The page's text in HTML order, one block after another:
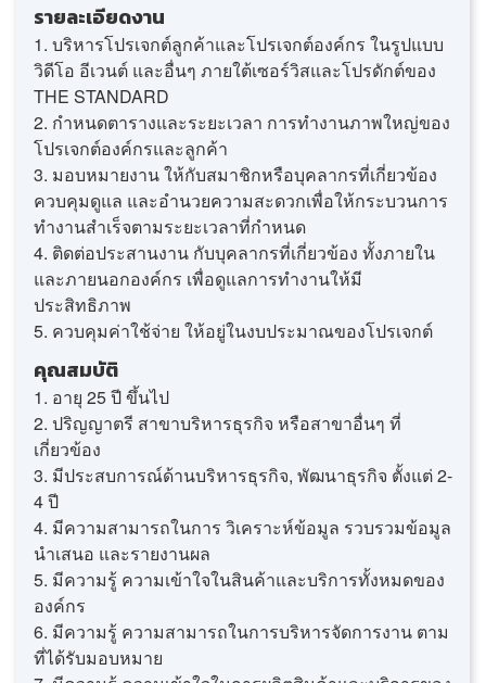
รายละเอียดงาน
1. บริหารโปรเจกต์ลูกค้าและโปรเจกต์องค์กร ในรูปแบบ
วิดีโอ อีเวนต์ และอื่นๆ ภายใต้เซอร์วิสและโปรดักต์ของ
THE STANDARD
2. กำหนดตารางและระยะเวลา การทำงานภาพใหญ่ของ
โปรเจกต์องค์กรและลูกค้า
3. มอบหมายงาน ให้กับสมาชิกหรือบุคลากรที่เกี่ยวข้อง
ควบคุมดูแล และอำนวยความสะดวกเพื่อให้กระบวนการ
ทำงานสำเร็จตามระยะเวลาที่กำหนด
4. ติดต่อประสานงาน กับบุคลากรที่เกี่ยวข้อง ทั้งภายใน
และภายนอกองค์กร เพื่อดูแลการทำงานให้มี
ประสิทธิภาพ
5. ควบคุมค่าใช้จ่าย ให้อยู่ในงบประมาณของโปรเจกต์
คุณสมบัติ
1. อายุ 25 ปี ขึ้นไป
2. ปริญญาตรี สาขาบริหารธุรกิจ หรือสาขาอื่นๆ ที่
เกี่ยวข้อง
3. มีประสบการณ์ด้านบริหารธุรกิจ, พัฒนาธุรกิจ ตั้งแต่ 2-
4 ปี
4. มีความสามารถในการ วิเคราะห์ข้อมูล รวบรวมข้อมูล
นำเสนอ และรายงานผล
5. มีความรู้ ความเข้าใจในสินค้าและบริการทั้งหมดของ
องค์กร
6. มีความรู้ ความสามารถในการบริหารจัดการงาน ตาม
ที่ได้รับมอบหมาย